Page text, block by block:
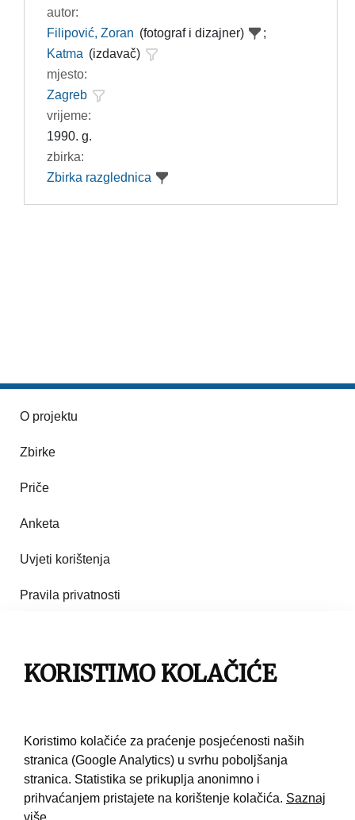
autor:
Filipović, Zoran (fotograf i dizajner)
;
Katma (izdavač)
mjesto:
Zagreb
vrijeme:
1990. g.
zbirka:
Zbirka razglednica
O projektu
Zbirke
Priče
Anketa
Uvjeti korištenja
Pravila privatnosti
Pravila korištenja
KORISTIMO KOLAČIĆE
Koristimo kolačiće za praćenje posjećenosti naših
stranica (Google Analytics) u svrhu poboljšanja
stranica. Statistika se prikuplja anonimno i
prihvaćanjem pristajete na korištenje kolačića. Saznaj
više